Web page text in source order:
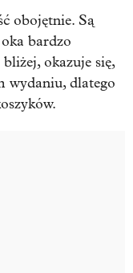
obojętnie. Są
bardzo
okazuje się,
wydaniu, dlatego